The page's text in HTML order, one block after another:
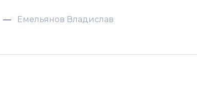
Емельянов Владислав